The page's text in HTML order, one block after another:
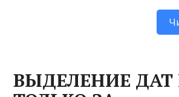
ВЫДЕЛЕНИЕ